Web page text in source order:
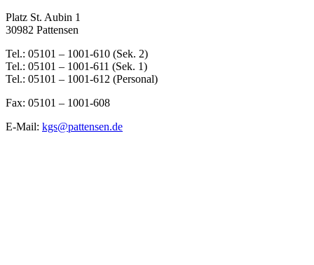
Platz St. Aubin 1
30982 Pattensen
Tel.: 05101 – 1001-610 (Sek. 2)
Tel.: 05101 – 1001-611 (Sek. 1)
Tel.: 05101 – 1001-612 (Personal)
Fax: 05101 – 1001-608
E-Mail: kgs@pattensen.de